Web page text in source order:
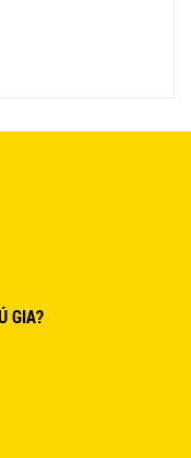
- Mã SP: GNK05
GIA?